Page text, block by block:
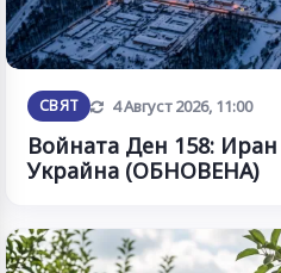
СВЯТ Обновена
4 Август 2026, 11:00
Войната Ден 158:
Украйна (ОБНОВЕНА)